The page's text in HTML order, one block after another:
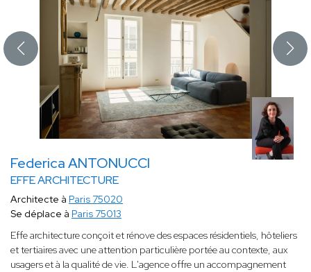
Federica ANTONUCCI
EFFE ARCHITECTURE
Architecte à Paris 75020
Se déplace à Paris 75013
Effe architecture conçoit et rénove des espaces résidentiels, hôteliers
et tertiaires avec une attention particulière portée au contexte, aux
usagers et à la qualité de vie. L'agence offre un accompagnement